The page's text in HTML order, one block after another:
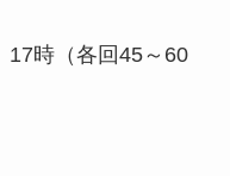
17時（各回45～60